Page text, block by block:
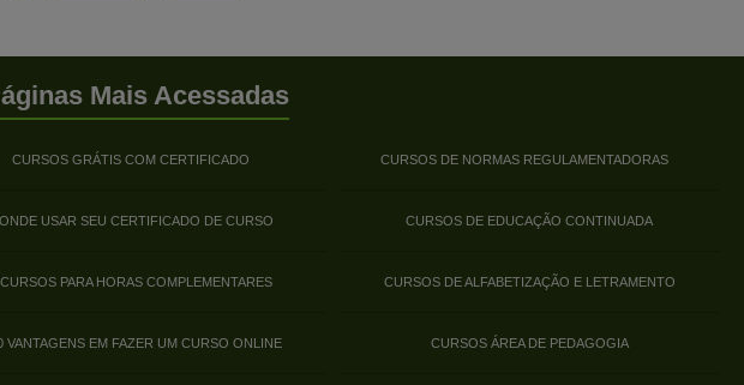
Mais Acessadas
CURSOS GRÁTIS COM CERTIFICADO
ONDE USAR SEU CERTIFICADO DE CURSO
CURSOS PARA HORAS COMPLEMENTARES
VANTAGENS EM FAZER UM CURSO ONLINE
CURSOS DE NORMAS REGULAMENTADORAS
CURSOS DE EDUCAÇÃO CONTINUADA
CURSOS DE ALFABETIZAÇÃO E LETRAMENTO
CURSOS ÁREA DE PEDAGOGIA